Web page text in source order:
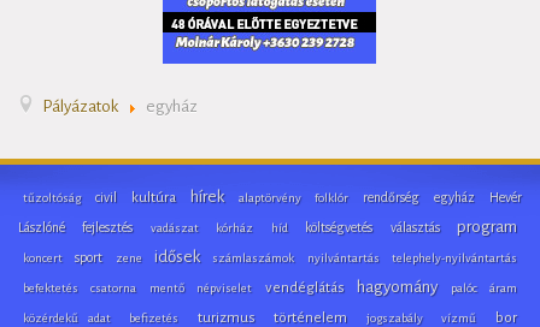
Pályázatok egyház
tűzoltóság civil kultúra hírek alaptörvény folklór rendőrség egyház Hevér
Lászlóné fejlesztés vadászat kórház híd költségvetés választás program
koncert sport zene idősek számlaszámok nyilvántartás telephely-nyilvántartás
befektetés csatorna mentő népviselet vendéglátás hagyomány palóc áram
közérdekű adat befizetés turizmus történelem jogszabály vízmű bor